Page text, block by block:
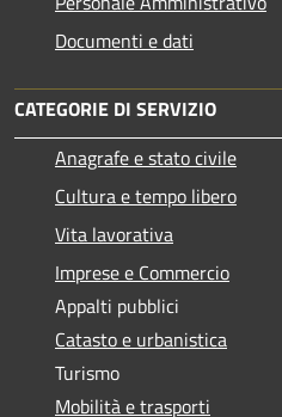
Documenti e dati
CATEGORIE DI SERVIZIO
Anagrafe e stato civile
Cultura e tempo libero
Vita lavorativa
Imprese e Commercio
Appalti pubblici
Catasto e urbanistica
Turismo
Mobilità e trasporti